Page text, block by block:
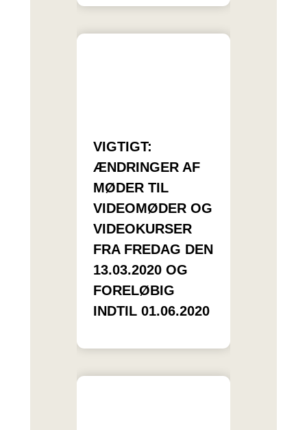
VIGTIGT:
ÆNDRINGER AF
MØDER TIL
VIDEOMØDER OG
VIDEOKURSER
FRA FREDAG DEN
13.03.2020 OG
FORELØBIG
INDTIL 01.06.2020